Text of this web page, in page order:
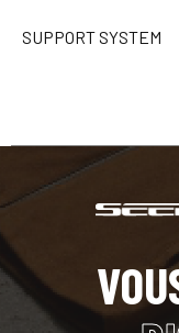
SUPPORT SYSTEM